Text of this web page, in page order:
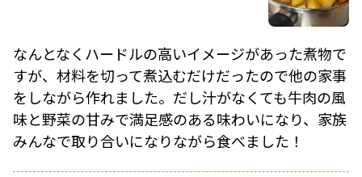
なんとなくハードルの高いイメージがあった煮物で
すが、材料を切って煮込むだけだったので他の家事
をしながら作れました。だし汁がなくても牛肉の風
味と野菜の甘みで満足感のある味わいになり、家族
みんなで取り合いになりながら食べました！